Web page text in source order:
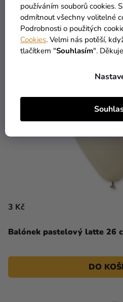
používáním souborů cookies.
odmítnout všechny volitelné
Podrobnosti o použitých
Cookies. Velmi nás potěší,
tlačítkem "Souhlasím".
DO
Balónek pastelový latte 26
3 Kč
DO